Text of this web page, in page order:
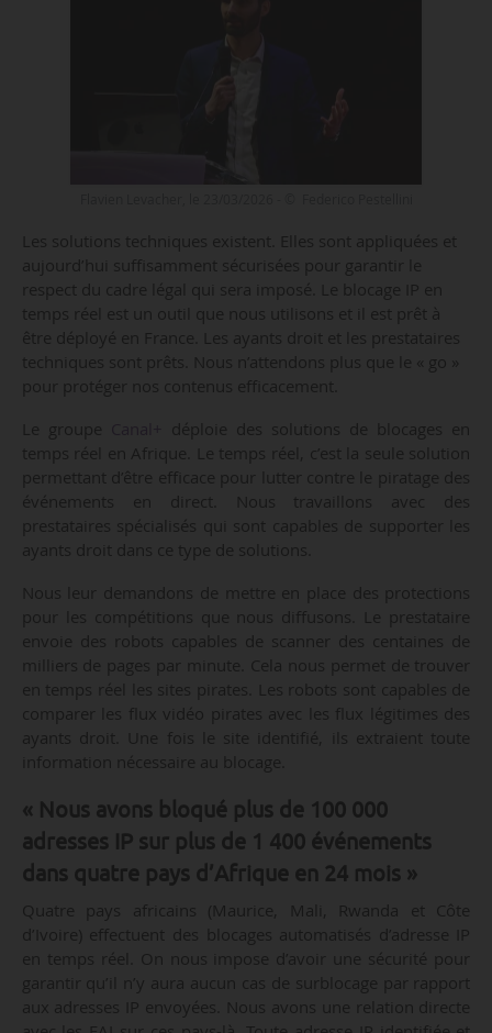
Les solutions techniques existent. Elles sont appliquées et
aujourd’hui suffisamment sécurisées pour garantir le
respect du cadre légal qui sera imposé. Le blocage IP en
temps réel est un outil que nous utilisons et il est prêt à
être déployé en France. Les ayants droit et les prestataires
techniques sont prêts. Nous n’attendons plus que le « go »
pour protéger nos contenus efficacement.
Le groupe
déploie des solutions de blocages en
temps réel en Afrique. Le temps réel, c’est la seule solution
permettant d’être efficace pour lutter contre le piratage des
événements en direct. Nous travaillons avec des
prestataires spécialisés qui sont capables de supporter les
ayants droit dans ce type de solutions.
Nous leur demandons de mettre en place des protections
pour les compétitions que nous diffusons. Le prestataire
envoie des robots capables de scanner des centaines de
milliers de pages par minute. Cela nous permet de trouver
en temps réel les sites pirates. Les robots sont capables de
comparer les flux vidéo pirates avec les flux légitimes des
ayants droit. Une fois le site identifié, ils extraient toute
information nécessaire au blocage.
« Nous avons bloqué plus de 100 000
adresses IP sur plus de 1 400 événements
dans quatre pays d’Afrique en 24 mois »
Quatre pays africains (Maurice, Mali, Rwanda et Côte
d’Ivoire) effectuent des blocages automatisés d’adresse IP
en temps réel. On nous impose d’avoir une sécurité pour
garantir qu’il n’y aura aucun cas de surblocage par rapport
aux adresses IP envoyées. Nous avons une relation directe